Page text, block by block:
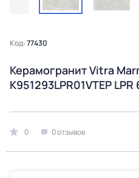
Код:77430
Керамогранит Vitra
K951293LPR01VTEP
0 0 отзывов